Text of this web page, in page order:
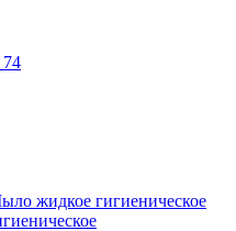
74
жидкое гигиеническое